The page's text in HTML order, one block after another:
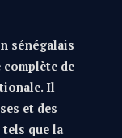
sénégalais
de
Il
et des
que la